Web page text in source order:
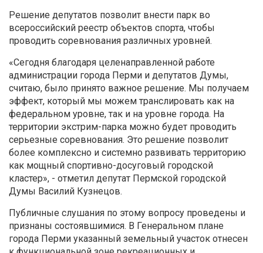
Решение депутатов позволит внести парк во
всероссийский реестр объектов спорта, чтобы
проводить соревнования различных уровней.
«Сегодня благодаря целенаправленной работе
администрации города Перми и депутатов Думы,
считаю, было принято важное решение. Мы получаем
эффект, который мы можем транслировать как на
федеральном уровне, так и на уровне города. На
территории экстрим-парка можно будет проводить
серьезные соревнования. Это решение позволит
более комплексно и системно развивать территорию
как мощный спортивно-досуговый городской
кластер», - отметил депутат Пермской городской
Думы Василий Кузнецов.
Публичные слушания по этому вопросу проведены и
признаны состоявшимися. В Генеральном плане
города Перми указанный земельный участок отнесен